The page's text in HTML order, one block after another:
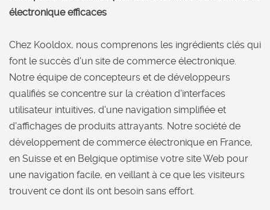
électronique efficaces
Chez Kooldox, nous comprenons les ingrédients clés qui
font le succès d'un site de commerce électronique.
Notre équipe de concepteurs et de développeurs
qualifiés se concentre sur la création d'interfaces
utilisateur intuitives, d'une navigation simplifiée et
d'affichages de produits attrayants. Notre société de
développement de commerce électronique en France,
en Suisse et en Belgique optimise votre site Web pour
une navigation facile, en veillant à ce que les visiteurs
trouvent ce dont ils ont besoin sans effort.